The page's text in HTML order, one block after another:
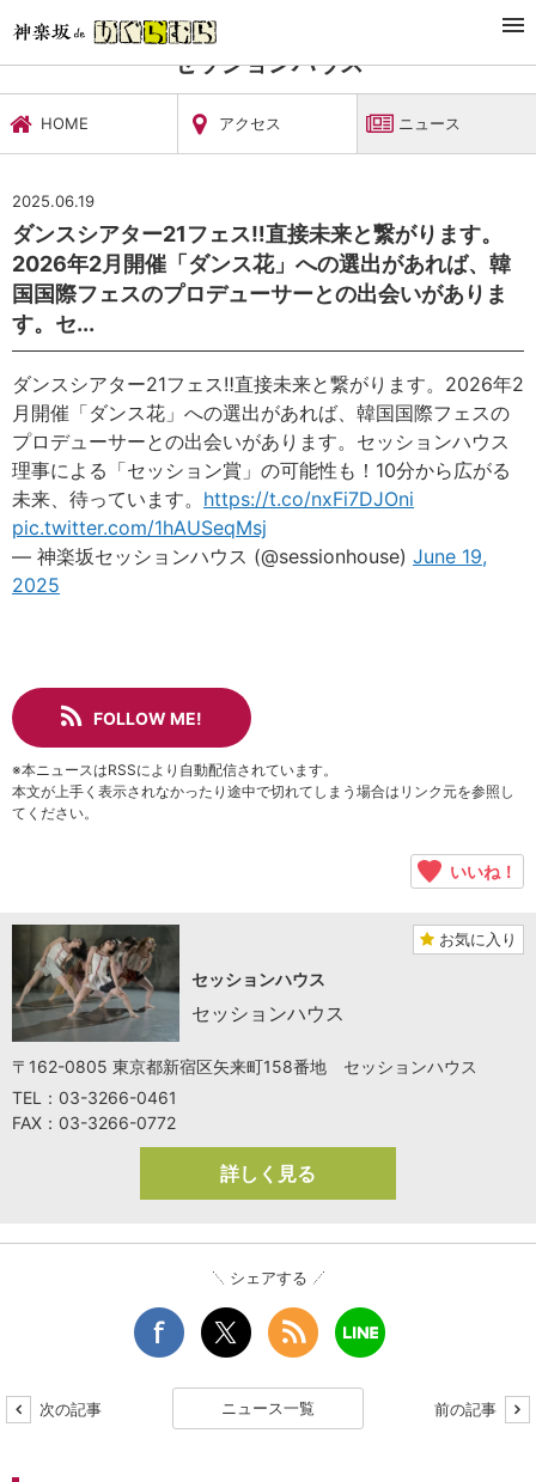
文化施設・ギャラリー
セッションハウス
HOME アクセス ニュース
2025.06.19
ダンスシアター21フェス‼直接未来と繋がります。
2026年2月開催「ダンス花」への選出があれば、韓
国国際フェスのプロデューサーとの出会いがありま
す。セ...
ダンスシアター21フェス‼直接未来と繋がります。2026年2
月開催「ダンス花」への選出があれば、韓国国際フェスの
プロデューサーとの出会いがあります。セッションハウス
理事による「セッション賞」の可能性も！10分から広がる
未来、待っています。 https://t.co/nxFi7DJOni
pic.twitter.com/1hAUSeqMsj
— 神楽坂セッションハウス (@sessionhouse) June 19,
2025
FOLLOW ME!
※本ニュースはRSSにより自動配信されています。
本文が上手く表示されなかったり途中で切れてしまう場合はリンク元を参照し
てください。
いいね！
お気に入り
セッションハウス
セッションハウス
〒162-0805 東京都新宿区矢来町158番地 セッションハウス
TEL：03-3266-0461
FAX：03-3266-0772
詳しく見る
シェアする
次の記事 ニュース一覧 前の記事